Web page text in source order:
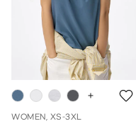
WOMEN, XS-3XL